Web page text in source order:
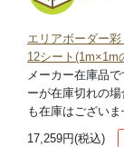
エリアボーダー
12シート(1m×1m
メーカー在庫品
ーが在庫切れの
も在庫はございま
17,259円(税込)